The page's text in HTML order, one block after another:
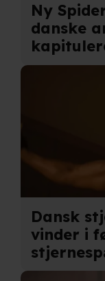
Ny
danske
Dansk
vinder i